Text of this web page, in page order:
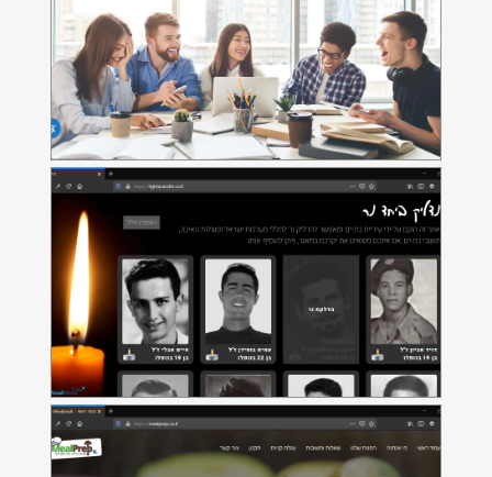
נדליק ביחד נר
אתר הנצחה לנופלי בת-ים
אתר מסחר WooCommerce